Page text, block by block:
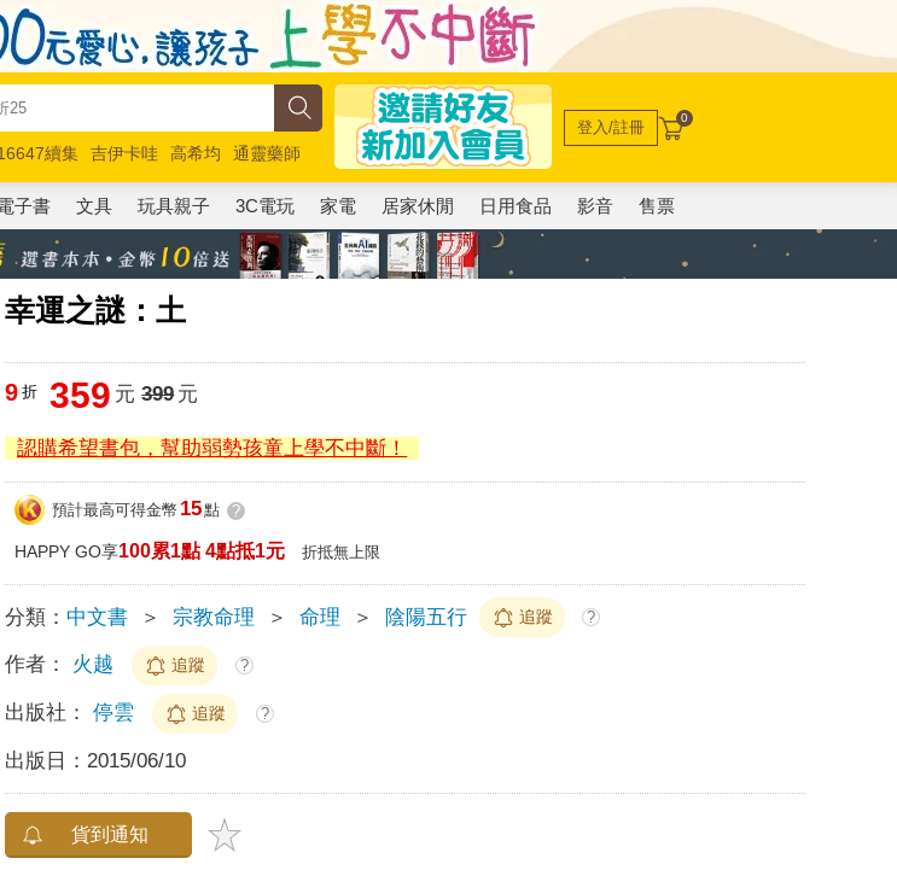
續集 吉伊卡哇 高希均
通靈藥師
總動員5 超慢跑
登入/註冊 0
子書 文具 玩具親子 3C電玩 家電 居家休閒 日用食品 影音 售票
幸運之謎：土
9 折 359 元 399元
認購希望書包，幫助弱勢孩童上學不中斷！
預計最高可得金幣 15點 ?
HAPPY GO享100累1點 4點抵1元 折抵無上限
分類： 中文書 ＞ 宗教命理 ＞ 命理 ＞ 陰陽五行 追蹤 ?
作者： 火越 追蹤 ?
出版社： 停雲 追蹤 ?
出版日： 2015/06/10
貨到通知